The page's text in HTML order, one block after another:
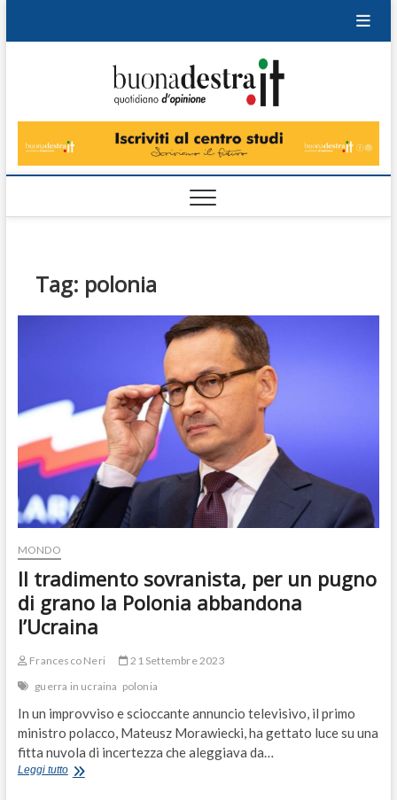
Tag: polonia
MONDO
Il tradimento sovranista, per un pugno
di grano la Polonia abbandona
l’Ucraina
Francesco Neri
21 Settembre 2023
guerra in ucraina polonia
In un improvviso e scioccante annuncio televisivo, il primo
ministro polacco, Mateusz Morawiecki, ha gettato luce su una
fitta nuvola di incertezza che aleggiava da…
Leggi tuttoIl